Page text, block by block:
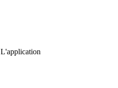
L'application